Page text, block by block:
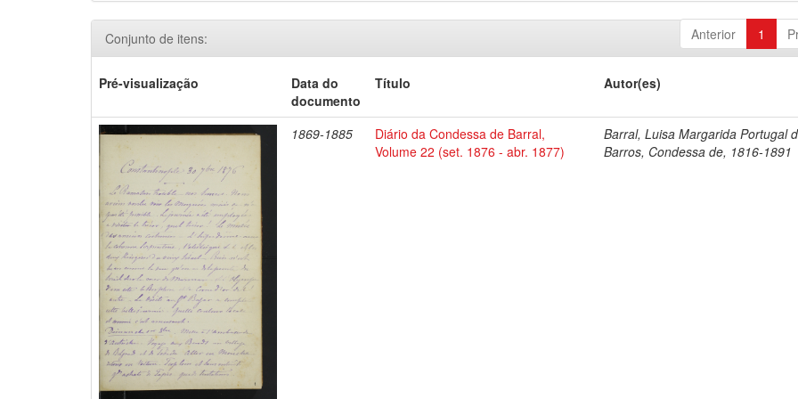
Anterior 1
Conjunto de itens:
Pré-visualização
Data do
documento
Título Autor(es)
1869-1885
Diário da Condessa de Barral,
Volume 22 (set. 1876 - abr. 1877)
Barral, Luisa Margarida Portugal
Barros, Condessa de, 1816-1891